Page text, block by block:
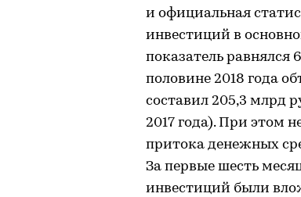
и официальная
инвестиций в
показатель равнялся
половине 2018 года
составил 205,3 млрд
2017 года). При этом
притока денежных
За первые шесть
инвестиций были